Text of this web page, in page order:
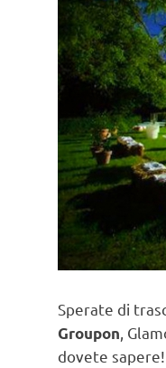
Sperate di
Groupon,
dovete